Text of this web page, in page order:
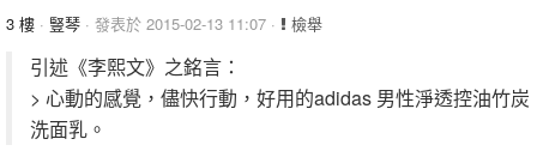
3 樓 · 豎琴 · 發表於 2015-02-13 11:07 · 檢舉
引述《李熙文》之銘言：
> 心動的感覺，儘快行動，好用的adidas 男性淨透控油竹炭
洗面乳。